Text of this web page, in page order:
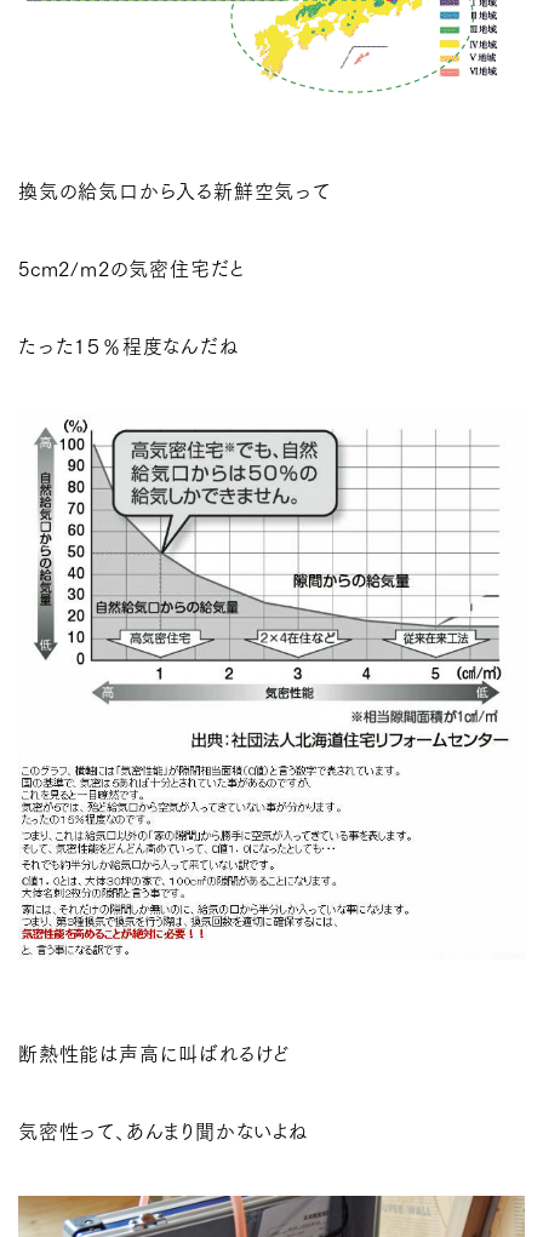
換気の給気口から入る新鮮空気って
5cm2/m2の気密住宅だと
たった１５％程度なんだね
断熱性能は声高に叫ばれるけど
気密性って、あんまり聞かないよね